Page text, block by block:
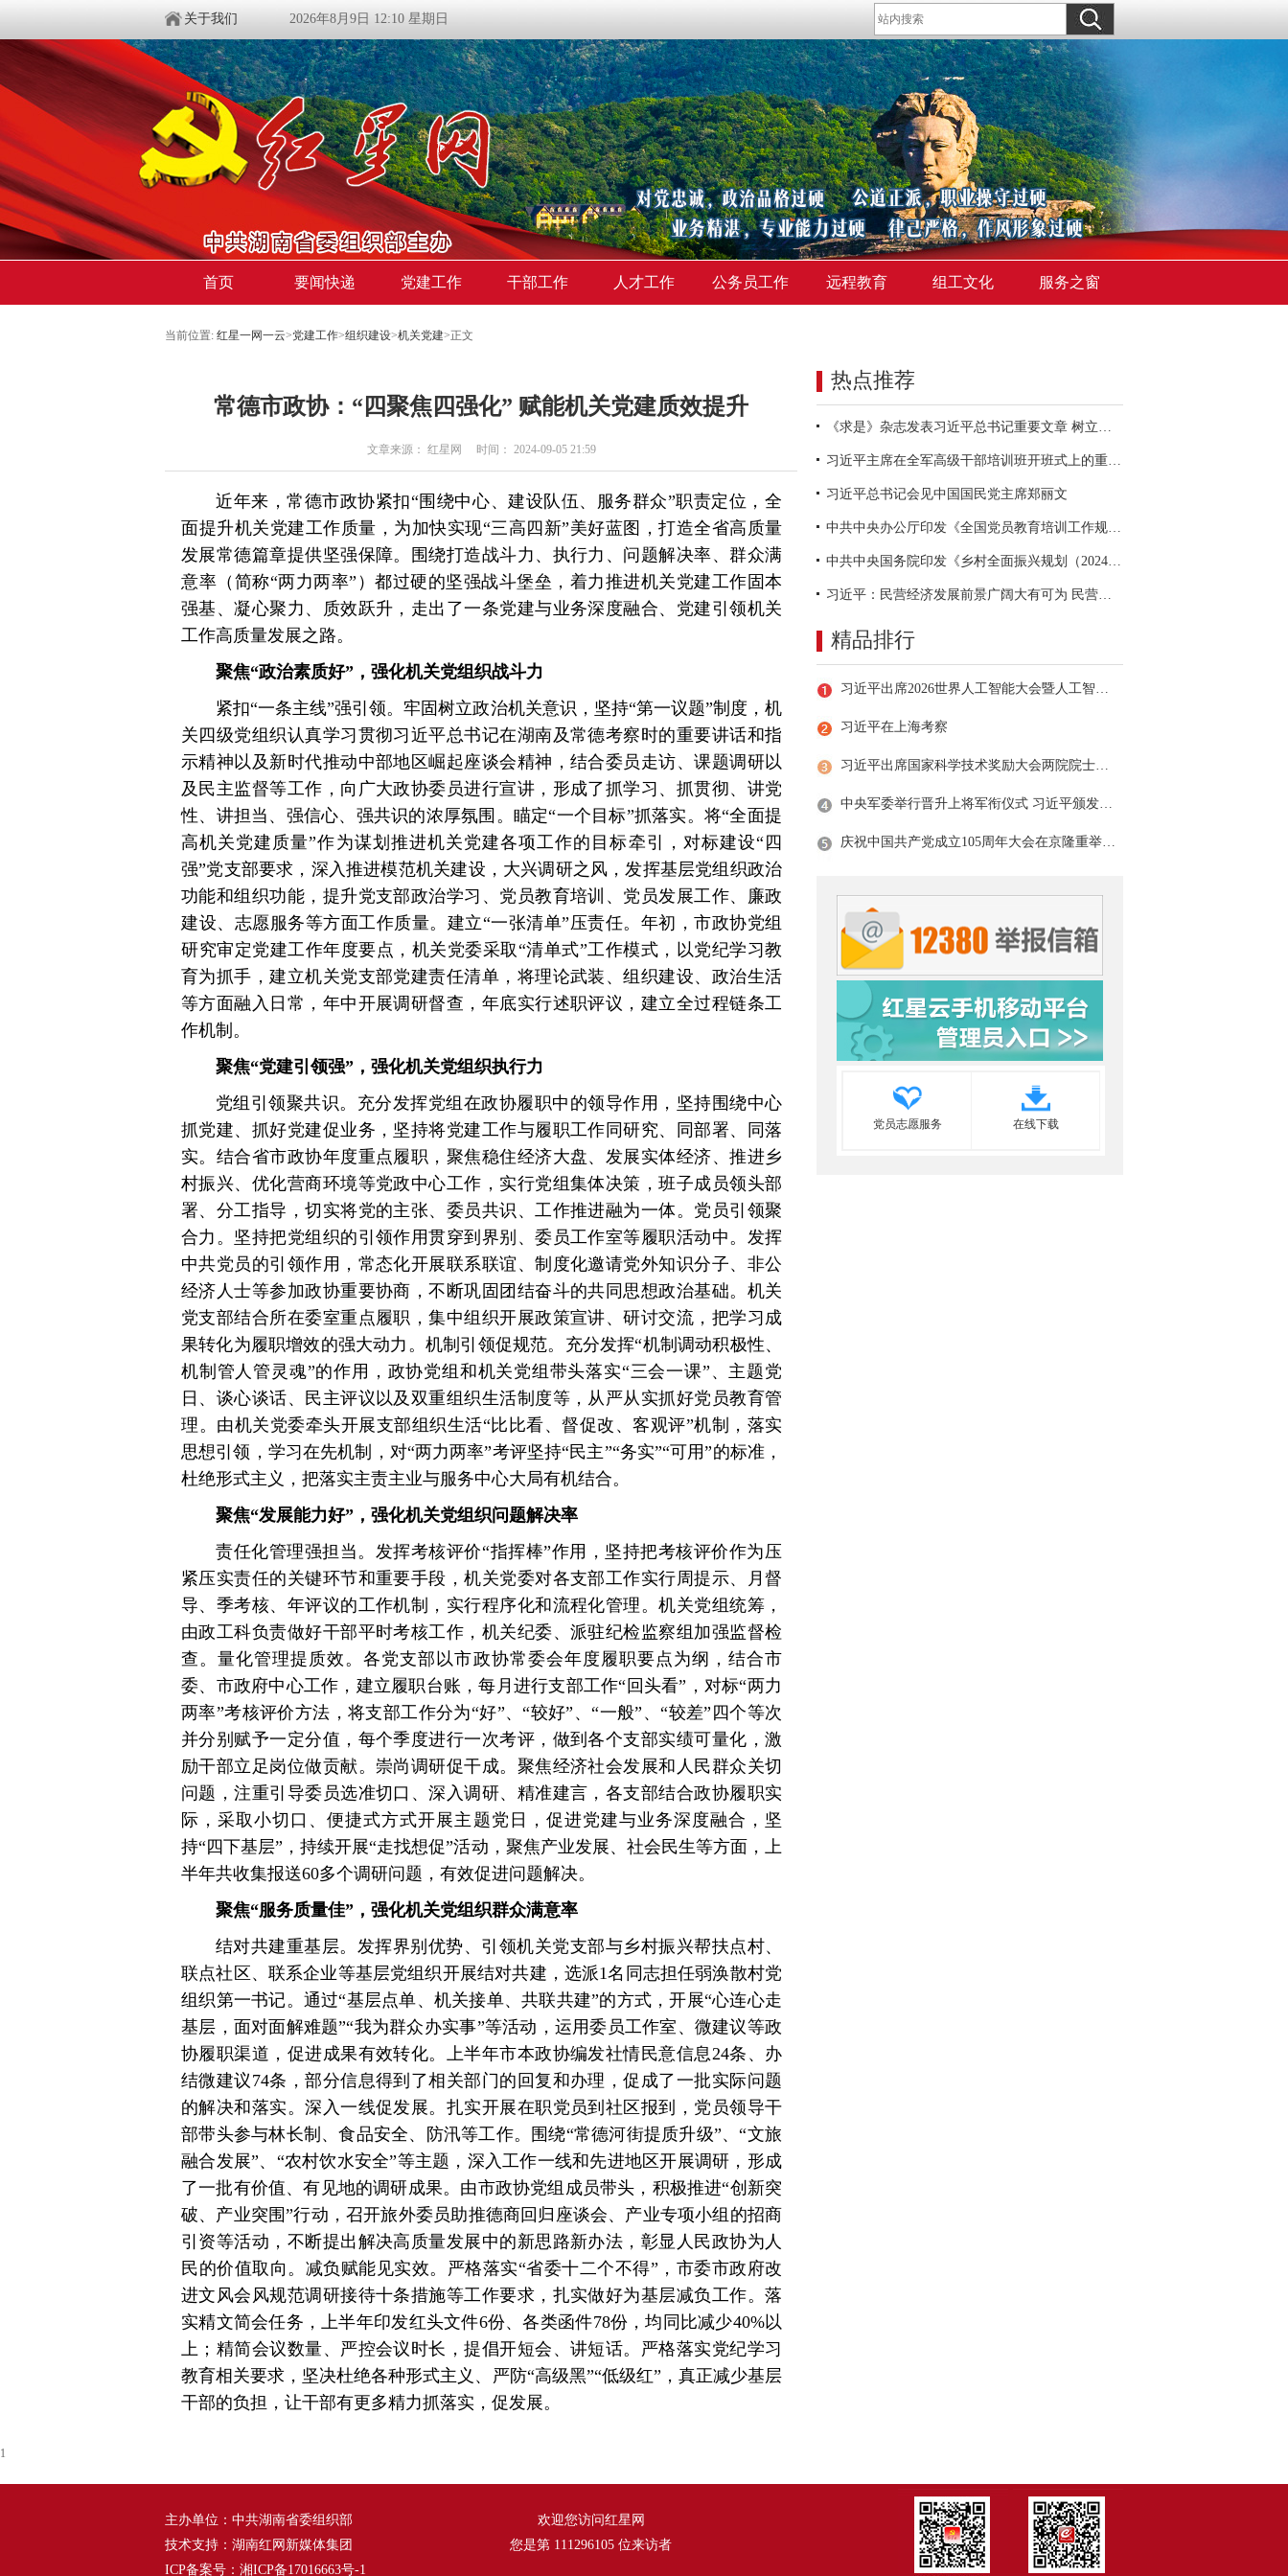
关于我们 2026年8月9日 12:10 星期日
首页 要闻快递 党建工作 干部工作 人才工作 公务员工作 远程教育 组工文化 服务之窗
当前位置: 红星一网一云>党建工作>组织建设>机关党建>正文
常德市政协：“四聚焦四强化” 赋能机关党建质效提升
文章来源： 红星网 时间： 2024-09-05 21:59
近年来，常德市政协紧扣“围绕中心、建设队伍、服务群众”职责定位，全
面提升机关党建工作质量，为加快实现“三高四新”美好蓝图，打造全省高质量
发展常德篇章提供坚强保障。围绕打造战斗力、执行力、问题解决率、群众满
意率（简称“两力两率”）都过硬的坚强战斗堡垒，着力推进机关党建工作固本
强基、凝心聚力、质效跃升，走出了一条党建与业务深度融合、党建引领机关
工作高质量发展之路。
聚焦“政治素质好”，强化机关党组织战斗力
紧扣“一条主线”强引领。牢固树立政治机关意识，坚持“第一议题”制度，机
关四级党组织认真学习贯彻习近平总书记在湖南及常德考察时的重要讲话和指
示精神以及新时代推动中部地区崛起座谈会精神，结合委员走访、课题调研以
及民主监督等工作，向广大政协委员进行宣讲，形成了抓学习、抓贯彻、讲党
性、讲担当、强信心、强共识的浓厚氛围。瞄定“一个目标”抓落实。将“全面提
高机关党建质量”作为谋划推进机关党建各项工作的目标牵引，对标建设“四
强”党支部要求，深入推进模范机关建设，大兴调研之风，发挥基层党组织政治
功能和组织功能，提升党支部政治学习、党员教育培训、党员发展工作、廉政
建设、志愿服务等方面工作质量。建立“一张清单”压责任。年初，市政协党组
研究审定党建工作年度要点，机关党委采取“清单式”工作模式，以党纪学习教
育为抓手，建立机关党支部党建责任清单，将理论武装、组织建设、政治生活
等方面融入日常，年中开展调研督查，年底实行述职评议，建立全过程链条工
作机制。
聚焦“党建引领强”，强化机关党组织执行力
党组引领聚共识。充分发挥党组在政协履职中的领导作用，坚持围绕中心
抓党建、抓好党建促业务，坚持将党建工作与履职工作同研究、同部署、同落
实。结合省市政协年度重点履职，聚焦稳住经济大盘、发展实体经济、推进乡
村振兴、优化营商环境等党政中心工作，实行党组集体决策，班子成员领头部
署、分工指导，切实将党的主张、委员共识、工作推进融为一体。党员引领聚
合力。坚持把党组织的引领作用贯穿到界别、委员工作室等履职活动中。发挥
中共党员的引领作用，常态化开展联系联谊、制度化邀请党外知识分子、非公
经济人士等参加政协重要协商，不断巩固团结奋斗的共同思想政治基础。机关
党支部结合所在委室重点履职，集中组织开展政策宣讲、研讨交流，把学习成
果转化为履职增效的强大动力。机制引领促规范。充分发挥“机制调动积极性、
机制管人管灵魂”的作用，政协党组和机关党组带头落实“三会一课”、主题党
日、谈心谈话、民主评议以及双重组织生活制度等，从严从实抓好党员教育管
理。由机关党委牵头开展支部组织生活“比比看、督促改、客观评”机制，落实
思想引领，学习在先机制，对“两力两率”考评坚持“民主”“务实”“可用”的标准，
杜绝形式主义，把落实主责主业与服务中心大局有机结合。
聚焦“发展能力好”，强化机关党组织问题解决率
责任化管理强担当。发挥考核评价“指挥棒”作用，坚持把考核评价作为压
紧压实责任的关键环节和重要手段，机关党委对各支部工作实行周提示、月督
导、季考核、年评议的工作机制，实行程序化和流程化管理。机关党组统筹，
由政工科负责做好干部平时考核工作，机关纪委、派驻纪检监察组加强监督检
查。量化管理提质效。各党支部以市政协常委会年度履职要点为纲，结合市
委、市政府中心工作，建立履职台账，每月进行支部工作“回头看”，对标“两力
两率”考核评价方法，将支部工作分为“好”、“较好”、“一般”、“较差”四个等次
并分别赋予一定分值，每个季度进行一次考评，做到各个支部实绩可量化，激
励干部立足岗位做贡献。崇尚调研促干成。聚焦经济社会发展和人民群众关切
问题，注重引导委员选准切口、深入调研、精准建言，各支部结合政协履职实
际，采取小切口、便捷式方式开展主题党日，促进党建与业务深度融合，坚
持“四下基层”，持续开展“走找想促”活动，聚焦产业发展、社会民生等方面，上
半年共收集报送60多个调研问题，有效促进问题解决。
聚焦“服务质量佳”，强化机关党组织群众满意率
结对共建重基层。发挥界别优势、引领机关党支部与乡村振兴帮扶点村、
联点社区、联系企业等基层党组织开展结对共建，选派1名同志担任弱涣散村党
组织第一书记。通过“基层点单、机关接单、共联共建”的方式，开展“心连心走
基层，面对面解难题”“我为群众办实事”等活动，运用委员工作室、微建议等政
协履职渠道，促进成果有效转化。上半年市本政协编发社情民意信息24条、办
结微建议74条，部分信息得到了相关部门的回复和办理，促成了一批实际问题
的解决和落实。深入一线促发展。扎实开展在职党员到社区报到，党员领导干
部带头参与林长制、食品安全、防汛等工作。围绕“常德河街提质升级”、“文旅
融合发展”、“农村饮水安全”等主题，深入工作一线和先进地区开展调研，形成
了一批有价值、有见地的调研成果。由市政协党组成员带头，积极推进“创新突
破、产业突围”行动，召开旅外委员助推德商回归座谈会、产业专项小组的招商
引资等活动，不断提出解决高质量发展中的新思路新办法，彰显人民政协为人
民的价值取向。减负赋能见实效。严格落实“省委十二个不得”，市委市政府改
进文风会风规范调研接待十条措施等工作要求，扎实做好为基层减负工作。落
实精文简会任务，上半年印发红头文件6份、各类函件78份，均同比减少40%以
上；精简会议数量、严控会议时长，提倡开短会、讲短话。严格落实党纪学习
教育相关要求，坚决杜绝各种形式主义、严防“高级黑”“低级红”，真正减少基层
干部的负担，让干部有更多精力抓落实，促发展。
热点推荐
《求是》杂志发表习近平总书记重要文章 树立和践行正确政绩观
习近平主席在全军高级干部培训班开班式上的重要讲话引领全军开展思想整风、深化政治整训
习近平总书记会见中国国民党主席郑丽文
中共中央办公厅印发《全国党员教育培训工作规划（2024－2028年）》
中共中央国务院印发《乡村全面振兴规划（2024—2027年）》
习近平：民营经济发展前景广阔大有可为 民营企业和民营企业家大显身手正当其时
精品排行
习近平出席2026世界人工智能大会暨人工智能全球治理高级别会议开幕式并发表主旨讲话
习近平在上海考察
习近平出席国家科学技术奖励大会两院院士大会中国科协第十一次全国代表大会并发表重要讲话
中央军委举行晋升上将军衔仪式 习近平颁发命令状并向晋衔的军官表示祝贺
庆祝中国共产党成立105周年大会在京隆重举行 习近平发表重要讲话
党员志愿服务 在线下载
1
主办单位：中共湖南省委组织部
技术支持：湖南红网新媒体集团
ICP备案号： 湘ICP备17016663号-1
欢迎您访问红星网
您是第 111296105 位来访者